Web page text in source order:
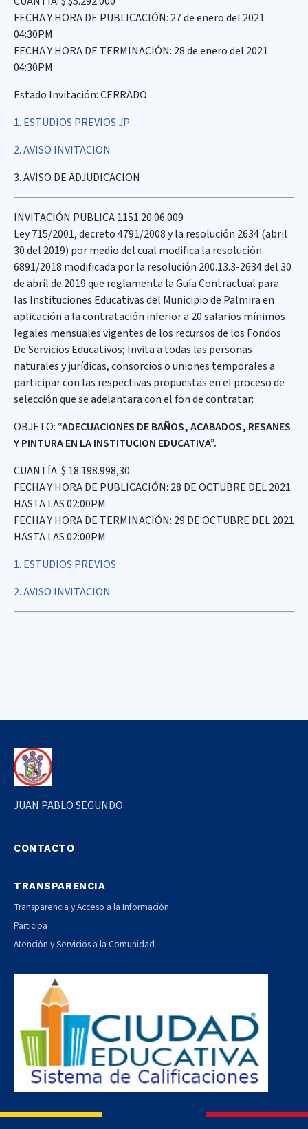
FECHA Y HORA DE PUBLICACIÓN: 27 de enero del 2021
04:30PM
FECHA Y HORA DE TERMINACIÓN: 28 de enero del 2021
04:30PM
Estado Invitación: CERRADO
1. ESTUDIOS PREVIOS JP
2. AVISO INVITACION
3. AVISO DE ADJUDICACION
INVITACIÓN PUBLICA 1151.20.06.009
Ley 715/2001, decreto 4791/2008 y la resolución 2634 (abril
30 del 2019) por medio del cual modifica la resolución
6891/2018 modificada por la resolución 200.13.3-2634 del 30
de abril de 2019 que reglamenta la Guía Contractual para
las Instituciones Educativas del Municipio de Palmira en
aplicación a la contratación inferior a 20 salarios mínimos
legales mensuales vigentes de los recursos de los Fondos
De Servicios Educativos; Invita a todas las personas
naturales y jurídicas, consorcios o uniones temporales a
participar con las respectivas propuestas en el proceso de
selección que se adelantara con el fon de contratar:
OBJETO: “ADECUACIONES DE BAÑOS, ACABADOS, RESANES
Y PINTURA EN LA INSTITUCION EDUCATIVA”.
CUANTÍA: $ 18.198.998,30
FECHA Y HORA DE PUBLICACIÓN: 28 DE OCTUBRE DEL 2021
HASTA LAS 02:00PM
FECHA Y HORA DE TERMINACIÓN: 29 DE OCTUBRE DEL 2021
HASTA LAS 02:00PM
1. ESTUDIOS PREVIOS
2. AVISO INVITACION
JUAN PABLO SEGUNDO
CONTACTO
TRANSPARENCIA
Transparencia y Acceso a la Información
Participa
Atención y Servicios a la Comunidad